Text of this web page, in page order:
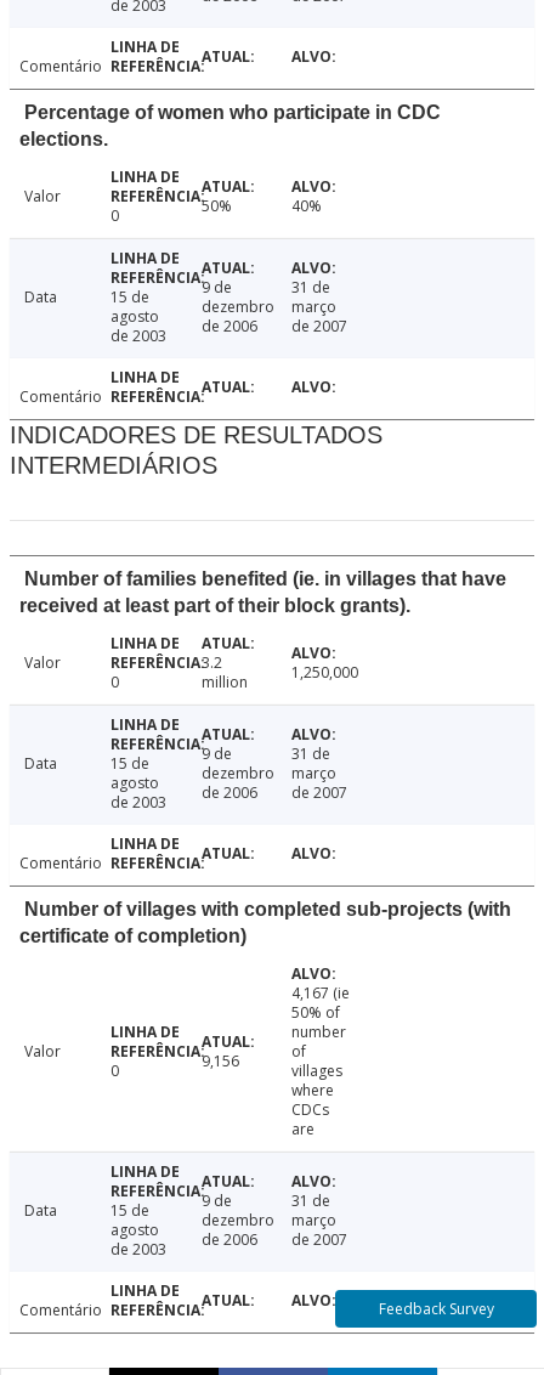
de 2003
Comentário
Percentage of women who participate in CDC
elections.
Valor
0
50% 40%
Data
15 de
agosto
de 2003
9 de
dezembro
de 2006
31 de
março
de 2007
Comentário
INDICADORES DE RESULTADOS
INTERMEDIÁRIOS
Number of families benefited (ie. in villages that have
received at least part of their block grants).
Valor
0
3.2
million
1,250,000
Data
15 de
agosto
de 2003
9 de
dezembro
de 2006
31 de
março
de 2007
Comentário
Number of villages with completed sub-projects (with
certificate of completion)
Valor
0
9,156
4,167 (ie
50% of
number
of
villages
where
CDCs
are
Data
15 de
agosto
de 2003
9 de
dezembro
de 2006
31 de
março
de 2007
Comentário Feedback Survey